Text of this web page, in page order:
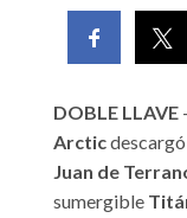
DOBLE LLAVE
Arctic
Juan de
sumergible